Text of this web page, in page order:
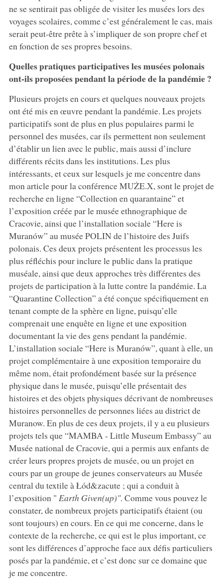
ne se sentirait pas obligée de visiter les musées lors des
voyages scolaires, comme c’est généralement le cas, mais
serait peut-être prête à s’impliquer de son propre chef et
en fonction de ses propres besoins.
Quelles pratiques participatives les musées polonais
ont-ils proposées pendant la période de la pandémie ?
Plusieurs projets en cours et quelques nouveaux projets
ont été mis en œuvre pendant la pandémie. Les projets
participatifs sont de plus en plus populaires parmi le
personnel des musées, car ils permettent non seulement
d’établir un lien avec le public, mais aussi d’inclure
différents récits dans les institutions. Les plus
intéressants, et ceux sur lesquels je me concentre dans
mon article pour la conférence MUŻE.X, sont le projet de
recherche en ligne “Collection en quarantaine” et
l’exposition créée par le musée ethnographique de
Cracovie, ainsi que l’installation sociale “Here is
Muranów” au musée POLIN de l’histoire des Juifs
polonais. Ces deux projets présentent les processus les
plus réfléchis pour inclure le public dans la pratique
muséale, ainsi que deux approches très différentes des
projets de participation à la lutte contre la pandémie. La
“Quarantine Collection” a été conçue spécifiquement en
tenant compte de la sphère en ligne, puisqu’elle
comprenait une enquête en ligne et une exposition
documentant la vie des gens pendant la pandémie.
L’installation sociale “Here is Muranów”, quant à elle, un
projet complémentaire à une exposition temporaire du
même nom, était profondément basée sur la présence
physique dans le musée, puisqu’elle présentait des
histoires et des objets physiques décrivant de nombreuses
histoires personnelles de personnes liées au district de
Muranow. En plus de ces deux projets, il y a eu plusieurs
projets tels que “MAMBA - Little Museum Embassy” au
Musée national de Cracovie, qui a permis aux enfants de
créer leurs propres projets de musée, ou un projet en
cours par un groupe de jeunes conservateurs au Musée
central du textile à Łód&zacute ; qui a conduit à
l’exposition " Earth Given(up)". Comme vous pouvez le
constater, de nombreux projets participatifs étaient (ou
sont toujours) en cours. En ce qui me concerne, dans le
contexte de la recherche, ce qui est le plus important, ce
sont les différences d’approche face aux défis particuliers
posés par la pandémie, et c’est donc sur ce domaine que
je me concentre.